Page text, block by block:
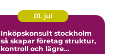
01. jul
Inköpskonsult stockholm
så skapar företag struktur,
kontroll och lägre